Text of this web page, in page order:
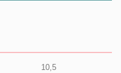
10,5